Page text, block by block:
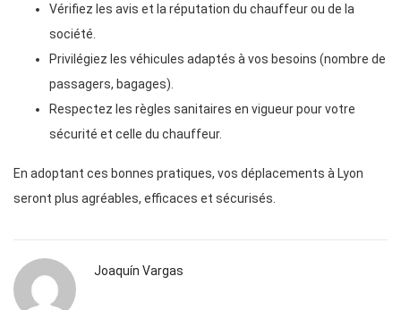
Vérifiez les avis et la réputation du chauffeur ou de la
société.
Privilégiez les véhicules adaptés à vos besoins (nombre de
passagers, bagages).
Respectez les règles sanitaires en vigueur pour votre
sécurité et celle du chauffeur.
En adoptant ces bonnes pratiques, vos déplacements à Lyon
seront plus agréables, efficaces et sécurisés.
Joaquín Vargas